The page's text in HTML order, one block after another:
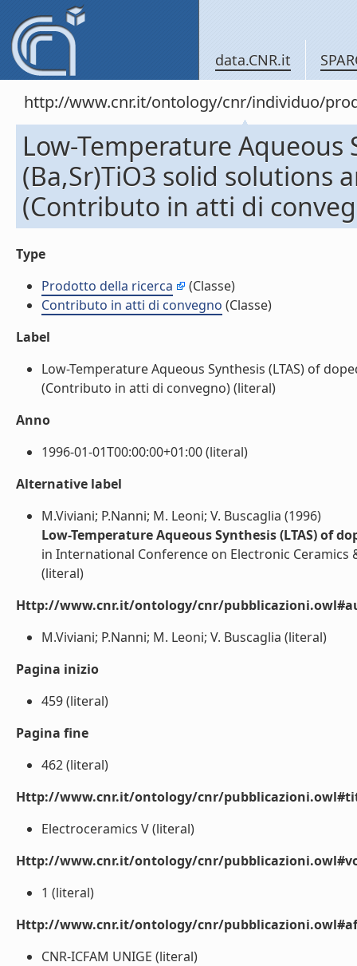
data.CNR.it
http://www.cnr.it/ontology/cnr/individuo/
Low-Temperature Aqueous
(Ba,Sr)TiO3 solid solutions
(Contributo in atti di
Type
Prodotto della ricerca
(Classe)
Contributo in atti di convegno (Classe)
Label
Low-Temperature Aqueous Synthesis (LTAS) of
(Contributo in atti di convegno) (literal)
Anno
1996-01-01T00:00:00+01:00 (literal)
Alternative label
M.Viviani; P.Nanni; M. Leoni; V. Buscaglia (1996)
Low-Temperature Aqueous Synthesis (LTAS) of
in International Conference on Electronic Ceramics
(literal)
Http://www.cnr.it/ontology/cnr/
M.Viviani; P.Nanni; M. Leoni; V. Buscaglia (literal)
Pagina inizio
459 (literal)
Pagina fine
462 (literal)
Http://www.cnr.it/ontology/cnr/
Electroceramics V (literal)
Http://www.cnr.it/ontology/cnr/
1 (literal)
Http://www.cnr.it/ontology/cnr/
CNR-ICFAM UNIGE (literal)